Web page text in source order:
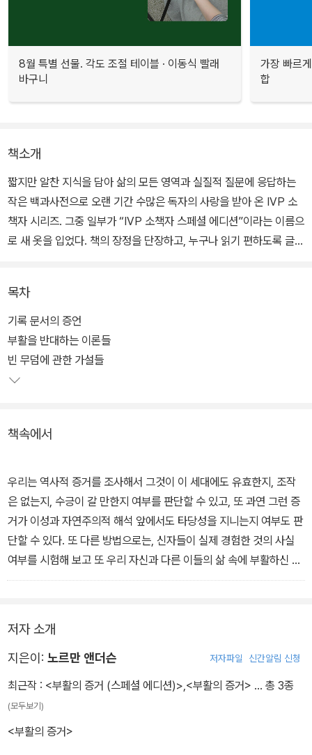
8월 특별 선물. 각도 조절 테이블 · 이동식 빨래
바구니
가장 빠르
합
책소개
짧지만 알찬 지식을 담아 삶의 모든 영역과 실질적 질문에 응답하는
작은 백과사전으로 오랜 기간 수많은 독자의 사랑을 받아 온 IVP 소
책자 시리즈. 그중 일부가 “IVP 소책자 스페셜 에디션”이라는 이름으
로 새 옷을 입었다. 책의 장정을 단장하고, 누구나 읽기 편하도록 글자
『부활의 증거』에서는 여러 기록 문서의 증언을 검토하고 부활을 반대
하는 이론이나 빈 무덤에 관한 여러 가설을 합리적으로 반박하면서,
또한 부활을 믿을 만한 여러 정황을 제시하면서, 부활이 단지 영적 의
미가 풍성한 사건이 아니라 실제로 일어난 사실임을 논리적으로 역설
목차
기록 문서의 증언
부활을 반대하는 이론들
빈 무덤에 관한 가설들
책속에서
우리는 역사적 증거를 조사해서 그것이 이 세대에도 유효한지, 조작
은 없는지, 수긍이 갈 만한지 여부를 판단할 수 있고, 또 과연 그런 증
거가 이성과 자연주의적 해석 앞에서도 타당성을 지니는지 여부도 판
단할 수 있다. 또 다른 방법으로는, 신자들이 실제 경험한 것의 사실
여부를 시험해 보고 또 우리 자신과 다른 이들의 삶 속에 부활하신 그
리스도가 살아 있는지를 조사할 수도 있다. 이 글에서는 이 두 방법 중
저자 소개
지은이: 노르만 앤더슨 저자파일 신간알림 신청
최근작 : <부활의 증거 (스페셜 에디션)>,<부활의 증거> … 총 3종
(모두보기)
<부활의 증거>